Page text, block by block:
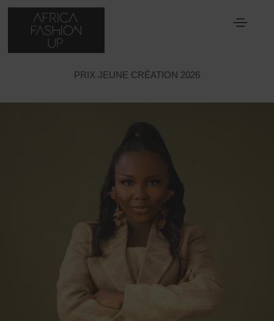
ESTHER OKONTA
PRIX JEUNE CRÉATION 2026